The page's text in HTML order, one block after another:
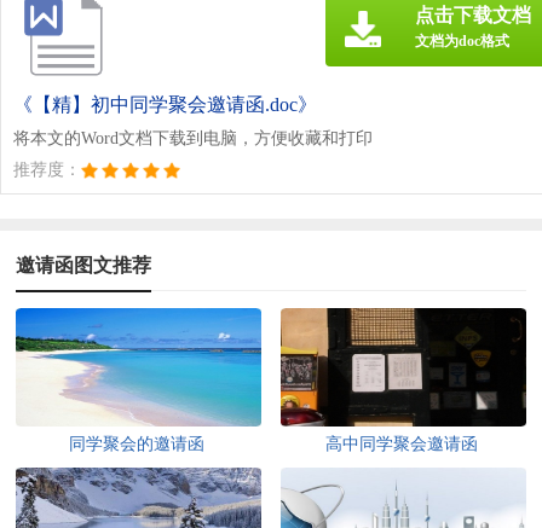
《【精】初中同学聚会邀请函.doc》
将本文的Word文档下载到电脑，方便收藏和打印
推荐度：
点击下载文档
文档为doc格式
邀请函图文推荐
同学聚会的邀请函 高中同学聚会邀请函